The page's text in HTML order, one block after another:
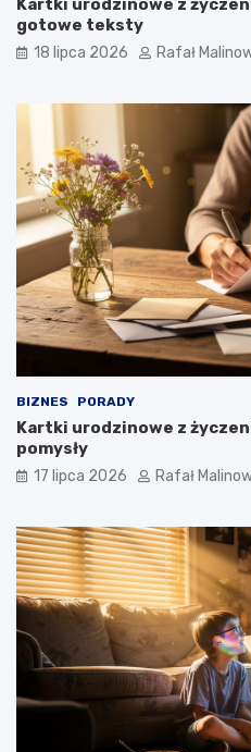
Kartki urodzinowe z
gotowe teksty
18 lipca 2026 Rafał
BIZNES PORADY
Kartki urodzinowe z
pomysły
17 lipca 2026 Rafał